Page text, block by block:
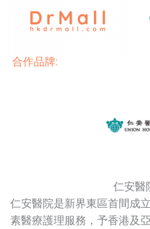
合作品牌:​
仁安醫
仁安醫院是新界東區首間成
素醫療護理服務，予香港及